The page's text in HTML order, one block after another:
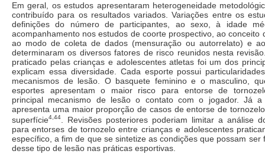
Em geral, os estudos apresentaram heterogeneidade
contribuído para os resultados variados. Variações entre os
definições do número de participantes, ao sexo, à idade
acompanhamento nos estudos de coorte prospectivo, ao conceito
ao modo de coleta de dados (mensuração ou autorrelato) e
determinaram os diversos fatores de risco reunidos nesta
praticado pelas crianças e adolescentes atletas foi um dos
explicam essa diversidade. Cada esporte possui
mecanismos de lesão. O basquete feminino e o masculino,
esportes apresentam o maior risco para entorse de
principal mecanismo de lesão o contato com o jogador. Já a
apresenta uma maior proporção de casos de entorse de
superfície4,44
. Revisões posteriores poderiam limitar a análise
para entorses de tornozelo entre crianças e adolescentes
específico, a fim de que se sintetize as condições que possam ser
desse tipo de lesão nas práticas esportivas.